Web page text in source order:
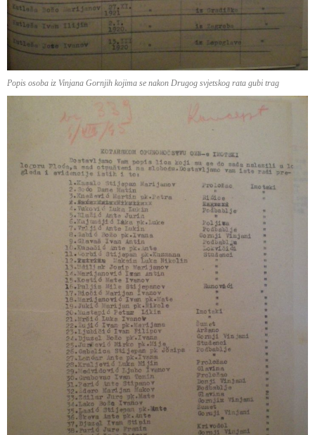
Popis osoba iz Vinjana Gornjih kojima se nakon Drugog svjetskog rata gubi trag